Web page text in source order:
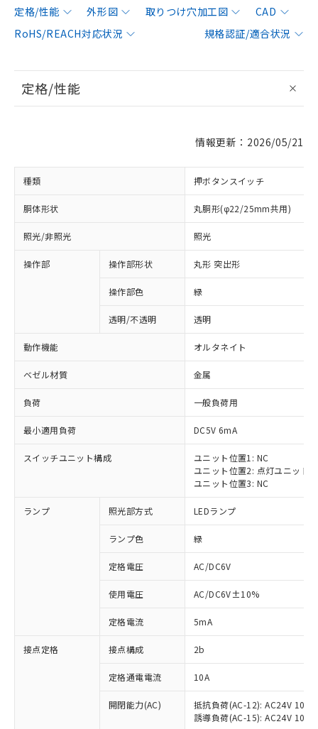
定格/性能 外形図 取りつけ穴加工図
CAD
RoHS/REACH対応状況
規格認証/適合状況
定格/性能
情報更新：2026/05/21
種類 押ボタンスイッチ
胴体形状 丸胴形(φ22/25mm共用)
照光/非照光 照光
操作部 操作部形状 丸形 突出形
操作部色 緑
透明/不透明 透明
動作機能 オルタネイト
ベゼル材質 金属
負荷 一般負荷用
最小適用負荷 DC5V 6mA
スイッチユニット構成
ユニット位置1: NC
ユニット位置2: 点灯ユニット
ユニット位置3: NC
ランプ 照光部方式 LEDランプ
ランプ色 緑
定格電圧 AC/DC6V
使用電圧 AC/DC6V±10%
定格電流 5mA
接点定格 接点構成 2b
定格通電電流 10A
開閉能力(AC)
抵抗負荷(AC-12): AC24V 10A/
誘導負荷(AC-15): AC24V
ご利用条件
以下の条件をお読みいただき、同意のうえ
ご利用ください。
本サービスは、当社制御機器事業取扱
商品の当社在庫状況および標準価格
(税抜)を提供させていただくもので
当社制御機器事業取扱商品の中には、
対応済み：EU RoHS指令（10物質）の
非含有に対応した製品が提供可能な商品で
対応予定：EU RoHS指令（10物質）の非含
有に対応した製品に切り替える予定のある
対応予定なし：EU RoHS指令（10物質）の
非含有に非対応の商品で、対応品を出す予
調査・確認中：EU RoHS指令（10物質）の
非含有の対応状況を調査中または確認中の
非該当品：ライセンス料など無形物で、有
害物質有無と関係のない商品です。
仕入先様の事情により、非含有部品として
「○」：最大均質材料含有率が中国RoHSの
基準値以下であることを示します。
「×」：最大均質材料含有率が中国RoHSの